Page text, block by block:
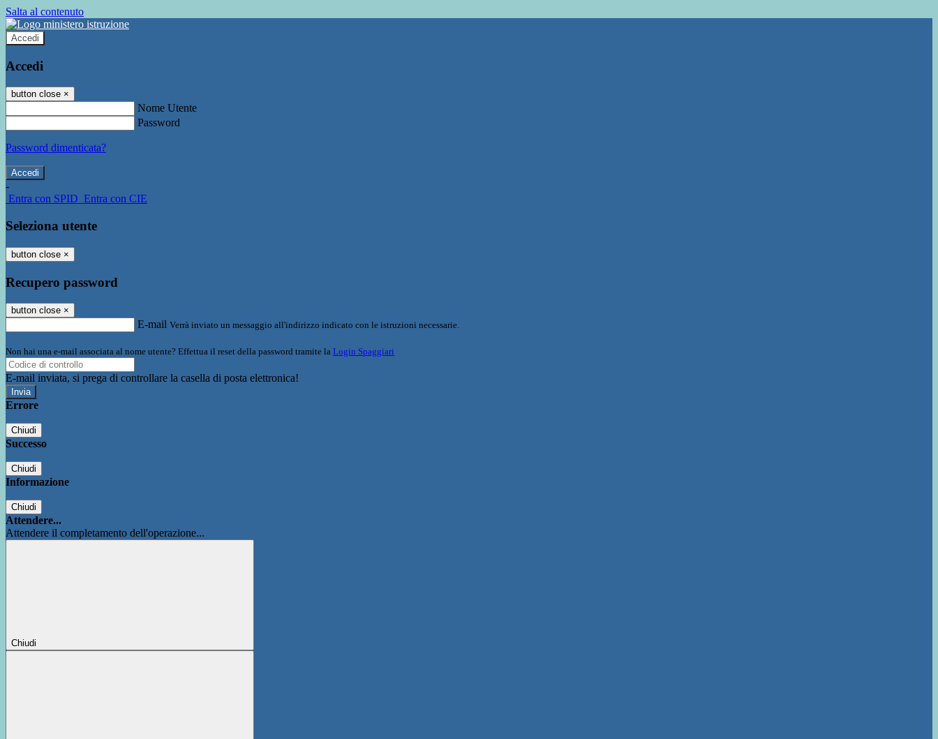
Salta al contenuto
Accedi
Accedi
button close ×
Nome Utente
Password
Password dimenticata?
-
Entra con SPID Entra con CIE
Seleziona utente
button close ×
Recupero password
button close ×
E-mail Verrà inviato un messaggio all'indirizzo indicato con le istruzioni necessarie.
Non hai una e-mail associata al nome utente? Effettua il reset della password tramite la Login Spaggiari
E-mail inviata, si prega di controllare la casella di posta elettronica!
Errore
Chiudi
Successo
Chiudi
Informazione
Chiudi
Attendere...
Attendere il completamento dell'operazione...
Chiudi